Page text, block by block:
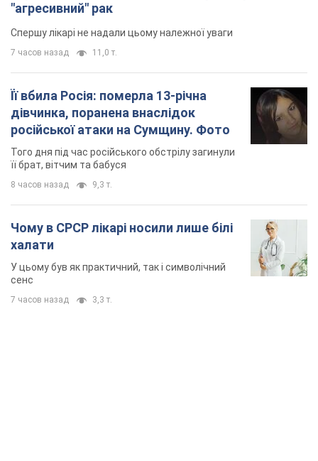
"агресивний" рак
Спершу лікарі не надали цьому належної уваги
7 часов назад 11,0 т.
Її вбила Росія: померла 13-річна
дівчинка, поранена внаслідок
російської атаки на Сумщину. Фото
Того дня під час російського обстрілу загинули
її брат, вітчим та бабуся
8 часов назад 9,3 т.
Чому в СРСР лікарі носили лише білі
халати
У цьому був як практичний, так і символічний
сенс
7 часов назад 3,3 т.